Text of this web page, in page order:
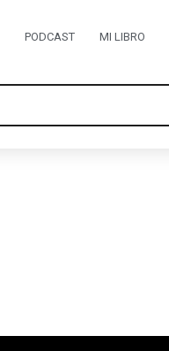
PODCAST MI LIBRO